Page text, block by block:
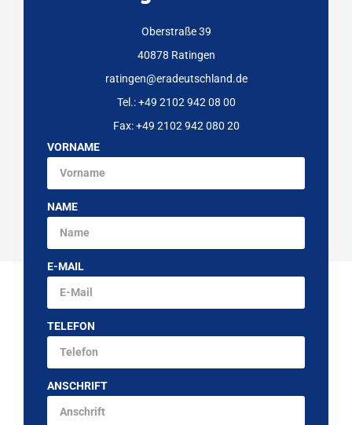
Oberstraße 39
40878 Ratingen
ratingen@eradeutschland.de
Tel.: +49 2102 942 08 00
Fax: +49 2102 942 080 20
VORNAME
NAME
E-MAIL
TELEFON
ANSCHRIFT